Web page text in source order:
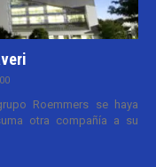
Roemmers se haya
otra compañía a su